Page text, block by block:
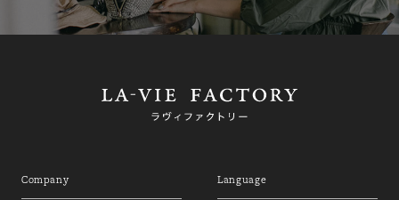
Company Language